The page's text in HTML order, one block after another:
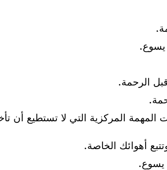
يسوع.
الرحمة.
المهمة المركزية التي لا تستطيع أن
أهوائك الخاصة.
يسوع.